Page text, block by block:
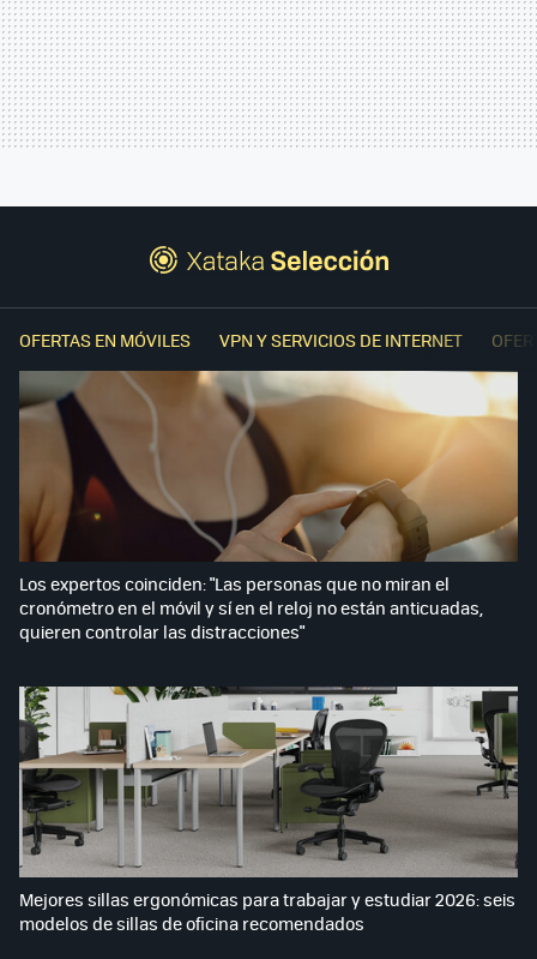
OFERTAS EN MÓVILES VPN Y SERVICIOS DE INTERNET
Los expertos coinciden: "Las personas que no miran el
cronómetro en el móvil y sí en el reloj no están anticuadas,
quieren controlar las distracciones"
Mejores sillas ergonómicas para trabajar y estudiar 2026: seis
modelos de sillas de oficina recomendados